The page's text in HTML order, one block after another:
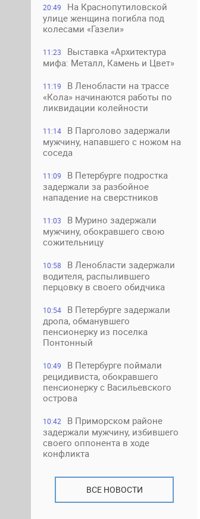
20:49
На Краснопутиловской
улице женщина погибла под
колесами «Газели»
11:23
Выставка «Архитектура
мифа: Металл, Камень и Цвет»
11:19
В Ленобласти на трассе
«Кола» начинаются работы по
ликвидации колейности
11:14
В Парголово задержали
мужчину, напавшего с ножом на
соседа
11:09
В Петербурге подростка
задержали за разбойное
нападение на сверстников
11:03
В Мурино задержали
мужчину, обокравшего свою
сожительницу
10:58
В Ленобласти задержали
водителя, распылившего
перцовку в своего обидчика
10:54
В Петербурге задержали
дропа, обманувшего
пенсионерку из поселка
Понтонный
10:49
В Петербурге поймали
рецидивиста, обокравшего
пенсионерку с Васильевского
острова
10:42
В Приморском районе
задержали мужчину, избившего
своего оппонента в ходе
конфликта
ВСЕ НОВОСТИ